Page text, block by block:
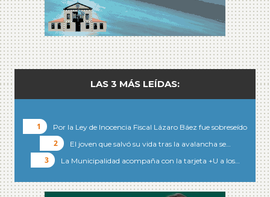
LAS 3 MÁS LEÍDAS:
Por la Ley de Inocencia Fiscal Lázaro Báez fue sobreseído
El joven que salvó su vida tras la avalancha se…
La Municipalidad acompaña con la tarjeta +U a los…